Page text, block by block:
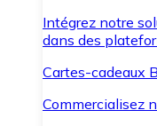
Intégrez notre
dans des
Cartes-cadeaux
Commercialisez